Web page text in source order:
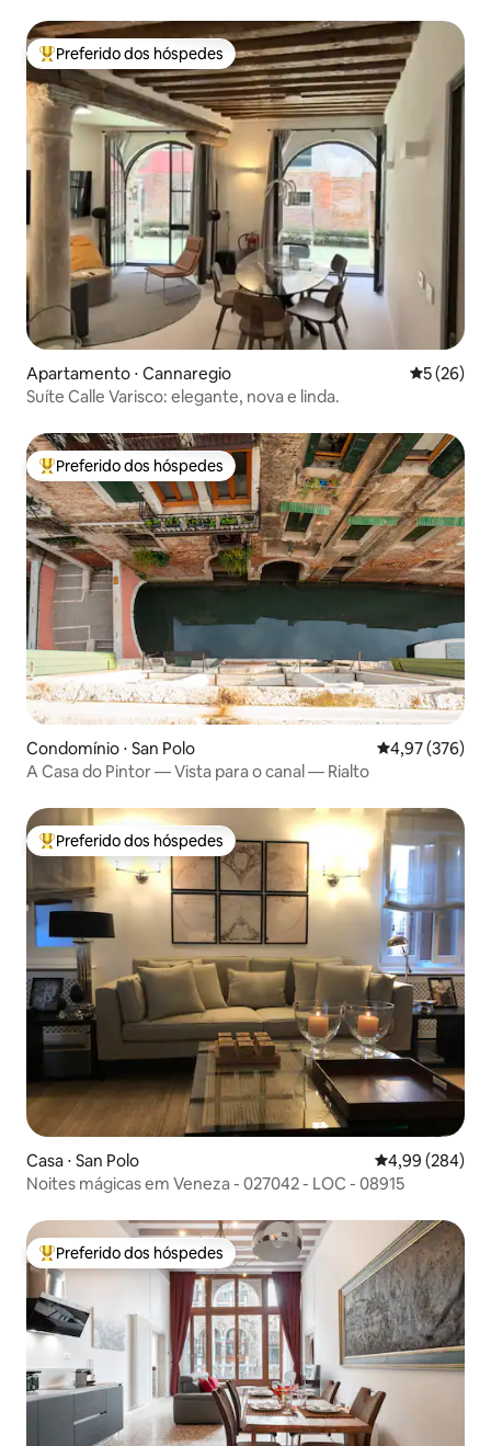
Entre os melhores preferidos dos hóspedes
Preferido dos hóspedes
Apartamento ⋅ Cannaregio 5 de uma
5 (26)
Suíte Calle Varisco: elegante, nova e linda.
Entre os melhores preferidos dos hóspedes
Preferido dos hóspedes
Condomínio ⋅ San Polo 4,97 de uma
4,97 (376)
A Casa do Pintor — Vista para o canal — Rialto
Entre os melhores preferidos dos hóspedes
Preferido dos hóspedes
Casa ⋅ San Polo 4,99 de uma
4,99 (284)
Noites mágicas em Veneza - 027042 - LOC - 08915
Entre os melhores preferidos dos hóspedes
Preferido dos hóspedes